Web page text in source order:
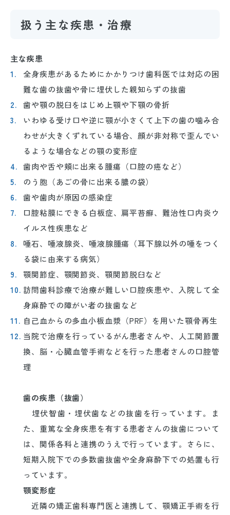
扱う主な疾患・治療
主な疾患
全身疾患があるためにかかりつけ歯科医では対応の困
難な歯の抜歯や骨に埋伏した親知らずの抜歯
歯や顎の脱臼をはじめ上顎や下顎の骨折
いわゆる受け口や逆に顎が小さくて上下の歯の噛み合
わせが大きくずれている場合、顔が非対称で歪んでい
るような場合などの顎の変形症
歯肉や舌や頬に出来る腫瘍（口腔の癌など）
のう胞（あごの骨に出来る膿の袋）
歯や歯肉が原因の感染症
口腔粘膜にできる白板症、扁平苔癬、難治性口内炎ウ
イルス性疾患など
唾石、唾液腺炎、唾液腺腫瘍（耳下腺以外の唾をつく
る袋に由来する病気）
顎関節症、顎関節炎、顎関節脱臼など
訪問歯科診療で治療が難しい口腔疾患や、入院して全
身麻酔での障がい者の抜歯など
自己血からの多血小板血漿（PRF）を用いた顎骨再生
当院で治療を行っているがん患者さんや、人工関節置
換、脳・心臓血管手術などを行った患者さんの口腔管
理
歯の疾患（抜歯）
埋伏智歯・埋伏歯などの抜歯を行っています。ま
た、重篤な全身疾患を有する患者さんの抜歯について
は、関係各科と連携のうえで行っています。さらに、
短期入院下での多数歯抜歯や全身麻酔下での処置も行
っています。
顎変形症
近隣の矯正歯科専門医と連携して、顎矯正手術を行